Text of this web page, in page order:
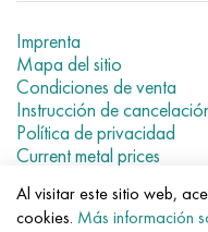
Imprenta
Mapa del sitio
Condiciones de venta
Instrucción de
Política de privacidad
Current metal prices
© 2007–2026 «Evek
El uso de los materiales
Al visitar este sitio web,
cookies. Más información
Hastelloy b2
Hastelloy b3
hastelloy c4
hastelloy c22
38HN3MFA,
40G, 40Mn4, AISI 1035
38XM, 42CrMo4, AISI
40ХН, 36NiCr6, AISI